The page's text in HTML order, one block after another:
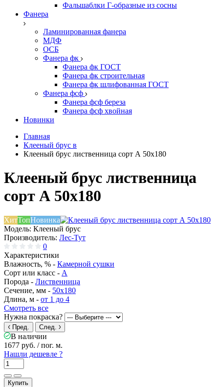
Фальшаблки Г-образные из сосны
Фанера
Ламинированная фанера
МДФ
ОСБ
Фанера фк
Фанера фк ГОСТ
Фанера фк строительная
Фанера фк шлифованная ГОСТ
Фанера фсф
Фанера фсф береза
Фанера фсф хвойная
Новинки
Главная
Клееный брус в
Клееный брус лиственница сорт А 50х180
Клееный брус лиственница
сорт А 50х180
ХитТопНовинка
Модель: Клееный брус
Производитель: Лес-Тут
0
Характеристики
Влажность, % - Камерной сушки
Сорт или класс - А
Порода - Лиственница
Сечение, мм - 50x180
Длина, м - от 1 до 4
Смотреть все
Нужна покраска?
Пред. След.
В наличии
1677 руб. / пог. м.
Нашли дешевле ?
Купить